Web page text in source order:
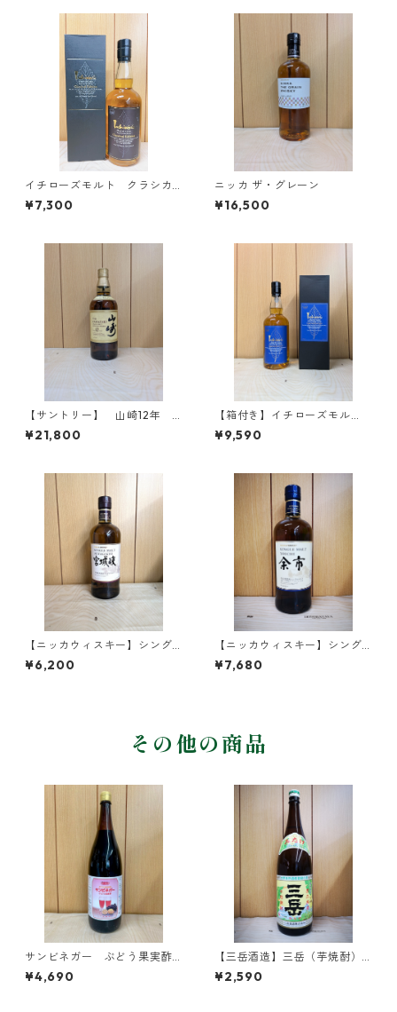
イチローズモルト クラシカ
ル エディション
¥7,300
ニッカ ザ・グレーン
¥16,500
【サントリー】 山崎12年
シングルモルトウイスキー 4
3度 （カートンなし） 700m
¥21,800
【箱付き】イチローズモル
ト モルト＆グレーン リミ
テッドエディション
¥9,590
【ニッカウィスキー】シング
ルモルト宮城峡 箱無し 700
ml
¥6,200
【ニッカウィスキー】シング
ルモルト余市 箱無し 700ml
¥7,680
その他の商品
サンビネガー ぶどう果実酢
(8～7倍希釈）1800ml (取り寄
せ1週間細）
¥4,690
【三岳酒造】三岳（芋焼酎）2
5度 1800ml
¥2,590